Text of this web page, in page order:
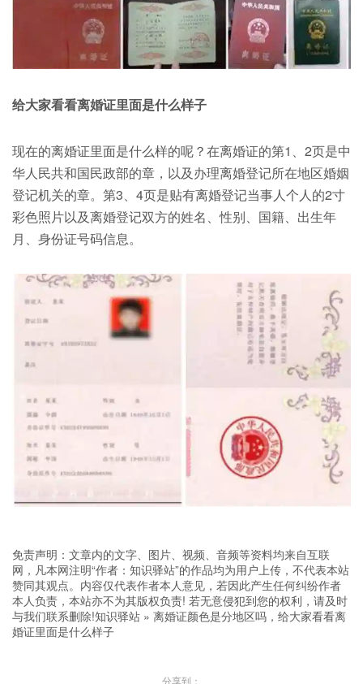
给大家看看离婚证里面是什么样子
现在的离婚证里面是什么样的呢？在离婚证的第1、2页是中
华人民共和国民政部的章，以及办理离婚登记所在地区婚姻
登记机关的章。第3、4页是贴有离婚登记当事人个人的2寸
彩色照片以及离婚登记双方的姓名、性别、国籍、出生年
月、身份证号码信息。
免责声明：文章内的文字、图片、视频、音频等资料均来自互联
网，凡本网注明“作者：知识驿站”的作品均为用户上传，不代表本站
赞同其观点。内容仅代表作者本人意见，若因此产生任何纠纷作者
本人负责，本站亦不为其版权负责! 若无意侵犯到您的权利，请及时
与我们联系删除!知识驿站 » 离婚证颜色是分地区吗，给大家看看离
婚证里面是什么样子
分享到：